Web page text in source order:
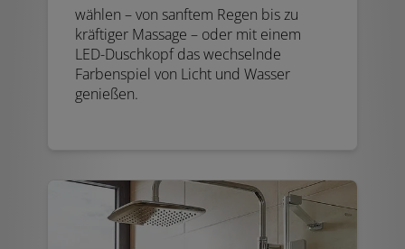
wählen – von sanftem Regen bis zu
kräftiger Massage – oder mit einem
LED-Duschkopf das wechselnde
Farbenspiel von Licht und Wasser
genießen.